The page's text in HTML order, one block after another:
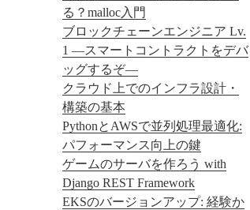
る？malloc入門
ブロックチェーンエンジニア Lv.
1 —スマートコントラクトをデバ
ッグするぞ—
クラウド上でのインフラ設計・
構築の基本
PythonとAWSで並列処理最適化:
パフォーマンス向上の鍵
ゲームのサーバを作ろう with
Django REST Framework
EKSのバージョンアップ: 経験か